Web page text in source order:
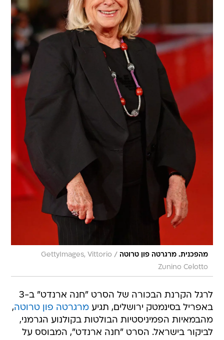
מהפכנית. מרגרטה פון טרוטה /
GettyImages, Vittorio
Zunino Celotto
לרגל הקרנת הבכורה של הסרט "חנה ארנדט" ב-3
באפריל בסינמטק ירושלים, תגיעמרגרטה פון טרוטה,
מהבמאיות הפמיניסטיות הבולטות בקולנוע הגרמני,
לביקור בישראל. הסרט "חנה ארנדט", המבוסס על